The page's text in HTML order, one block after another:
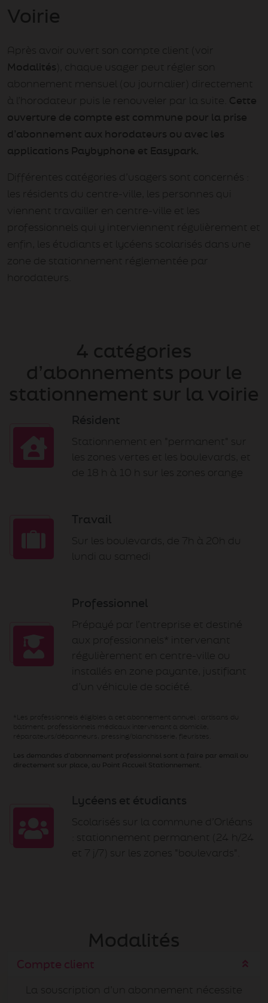
Voirie
Après avoir ouvert son compte client (voir
Modalités ), chaque usager peut régler son
abonnement mensuel (ou journalier) directement
à l’horodateur puis le renouveler par la suite. Cette
ouverture de compte est commune pour la prise
d’abonnement aux horodateurs ou avec les
applications Paybyphone et Easypark.
Différentes catégories d’usagers sont concernés :
les résidents du centre-ville, les personnes qui
viennent travailler en centre-ville et les
professionnels qui y interviennent régulièrement et
enfin, les étudiants et lycéens scolarisés dans une
zone de stationnement réglementée par
horodateurs.
4 catégories
d’abonnements pour le
stationnement sur la voirie
Résident
Stationnement en "permanent" sur
les zones vertes et les boulevards, et
de 18 h à 10 h sur les zones orange
Travail
Sur les boulevards, de 7h à 20h du
lundi au samedi
Professionnel
Prépayé par l’entreprise et destiné
aux professionnels* intervenant
régulièrement en centre-ville ou
installés en zone payante, justifiant
d’un véhicule de société.
*Les professionnels éligibles à cet abonnement annuel : artisans du
bâtiment, professionnels médicaux intervenant à domicile,
réparateurs/dépanneurs, pressing/blanchisserie, fleuristes.
Les demandes d’abonnement professionnel sont à faire par email ou
directement sur place, au Point Accueil Stationnement.
Lycéens et étudiants
Scolarisés sur la commune d’Orléans
: stationnement permanent (24 h/24
et 7 j/7) sur les zones "boulevards".
Modalités
Compte client
La souscription d’un abonnement nécessite